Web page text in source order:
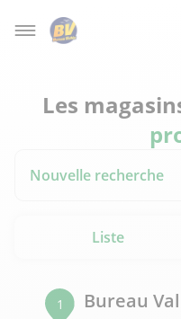
Les
Nouvelle recherche
Liste
1 Bureau